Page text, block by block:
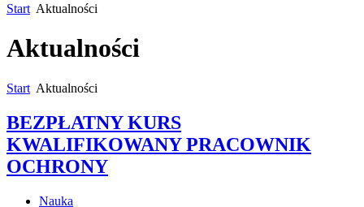
Start Aktualności
Aktualności
Start Aktualności
BEZPŁATNY KURS
KWALIFIKOWANY PRACOWNIK
OCHRONY
Nauka